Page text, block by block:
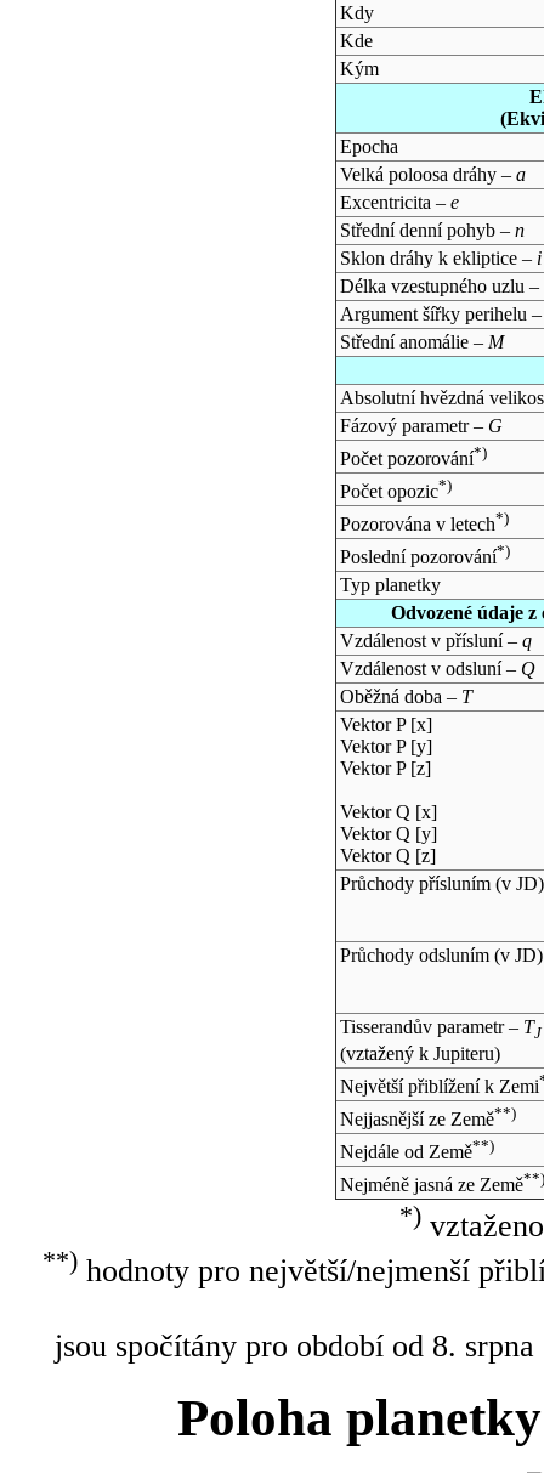
Kdy
Kde
Kým
Epocha
Velká poloosa dráhy – a
Excentricita – e
Střední denní pohyb – n
Sklon dráhy k ekliptice – i
Délka vzestupného uzlu –
Argument šířky perihelu
Střední anomálie – M
Absolutní hvězdná
Fázový parametr – G
Počet pozorování*)
Počet opozic*)
Pozorována v letech*)
Poslední pozorování*)
Typ planetky
Odvozené údaje
Vzdálenost v přísluní – q
Vzdálenost v odsluní – Q
Oběžná doba – T
Vektor P [x]
Vektor P [y]
Vektor P [z]
Vektor Q [x]
Vektor Q [y]
Vektor Q [z]
Průchody přísluním (v JD)
Průchody odsluním (v JD)
Tisserandův parametr – TJ
(vztažený k Jupiteru)
Největší přiblížení k Zemi
Nejjasnější ze Země**)
Nejdále od Země**)
Nejméně jasná ze Země**)
*)
**)hodnoty pro největší/nejmenší
jsou spočítány pro období od 8.
Poloha